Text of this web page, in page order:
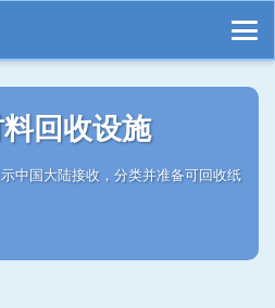
回收设施
中国大陆接收，分类并准备可回收纸